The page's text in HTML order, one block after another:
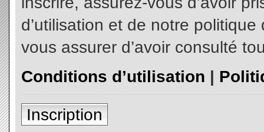
d’utilisation et de notre
vous assurer d’avoir consulté
Conditions d’utilisation |
Inscription